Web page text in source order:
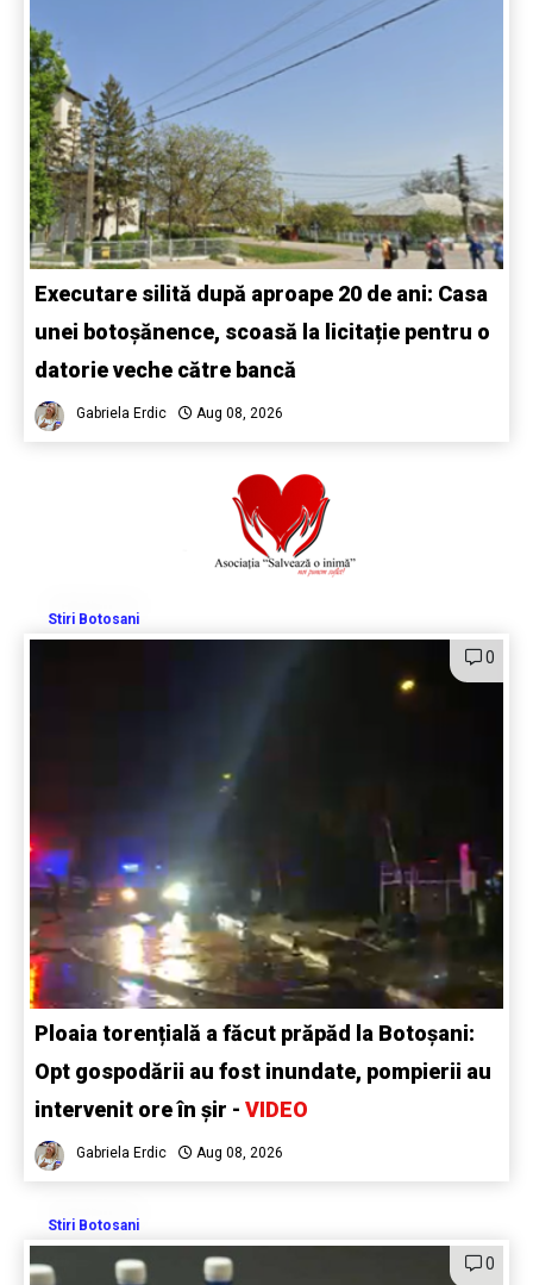
Executare silită după aproape 20 de ani: Casa
unei botoșănence, scoasă la licitație pentru o
datorie veche către bancă
Gabriela Erdic Aug 08, 2026
Stiri Botosani
0
Ploaia torențială a făcut prăpăd la Botoșani:
Opt gospodării au fost inundate, pompierii au
intervenit ore în șir - VIDEO
Gabriela Erdic Aug 08, 2026
Stiri Botosani
0